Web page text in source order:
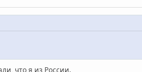
что я из России.